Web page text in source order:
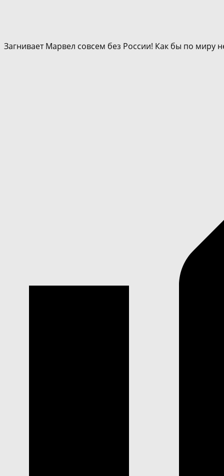
Загнивает Марвел совсем без России! Как бы по миру